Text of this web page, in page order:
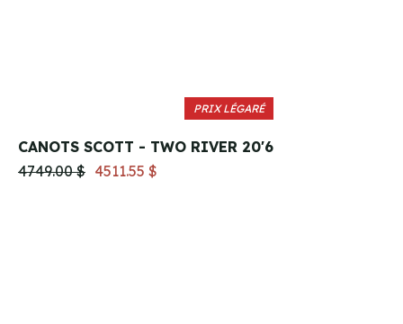
PRIX LÉGARÉ
CANOTS SCOTT - TWO RIVER 20'6
4749.00 $ 4511.55 $